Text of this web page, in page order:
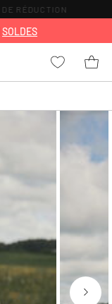
DE RÉDUCTION
SOLDES